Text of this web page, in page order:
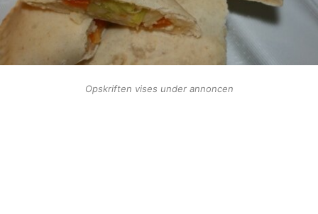
Opskriften vises under annoncen